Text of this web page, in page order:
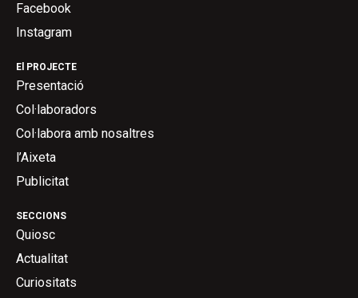
SECCIONS
Quiosc
Actualitat
Curiositats
El PROJECTE
Presentació
Col·laboradors
Col·labora amb nosaltres
l’Aixeta
Publicitat
Facebook
Instagram